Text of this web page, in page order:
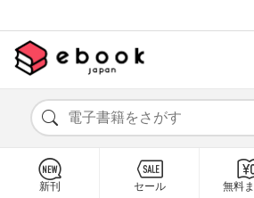
新刊 セール 無料